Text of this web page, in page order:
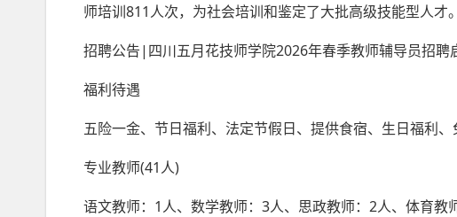
师培训811人次，为社会培训和鉴定了大批高级技能型人才。
招聘公告|四川五月花技师学院2026年春季教师辅导员招聘
福利待遇
五险一金、节日福利、法定节假日、提供食宿、生日福利
专业教师(41人)
语文教师：1人、数学教师：3人、思政教师：2人、体育